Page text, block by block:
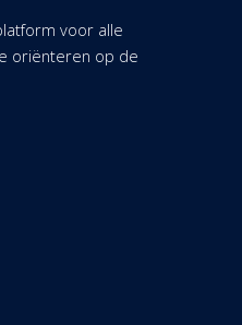
voor alle
oriënteren op de